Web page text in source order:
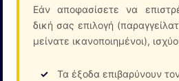
Εάν αποφασίσετε να
δική σας επιλογή
μείνατε ικανοποιημένοι),
Τα έξοδα επιβαρύνουν